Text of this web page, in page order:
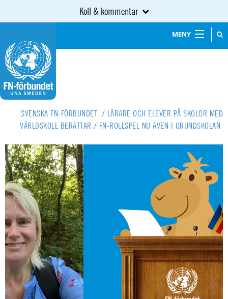
Koll & kommentar
MENY
SVENSKA FN-FÖRBUNDET / LÄRARE OCH ELEVER PÅ SKOLOR MED
VÄRLDSKOLL BERÄTTAR / FN-ROLLSPEL NU ÄVEN I GRUNDSKOLAN